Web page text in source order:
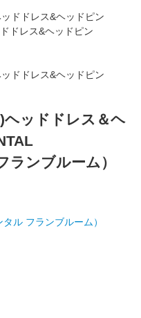
ドレス&ヘッドピン
ヘッドドレス＆ヘ
ンブルーム）
ル フランブルーム）